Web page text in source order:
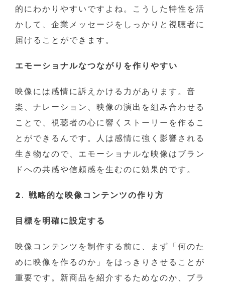
的にわかりやすいですよね。こうした特性を活
かして、企業メッセージをしっかりと視聴者に
届けることができます。
エモーショナルなつながりを作りやすい
映像には感情に訴えかける力があります。音
楽、ナレーション、映像の演出を組み合わせる
ことで、視聴者の心に響くストーリーを作るこ
とができるんです。人は感情に強く影響される
生き物なので、エモーショナルな映像はブラン
ドへの共感や信頼感を生むのに効果的です。
2. 戦略的な映像コンテンツの作り方
目標を明確に設定する
映像コンテンツを制作する前に、まず「何のた
めに映像を作るのか」をはっきりさせることが
重要です。新商品を紹介するためなのか、ブラ